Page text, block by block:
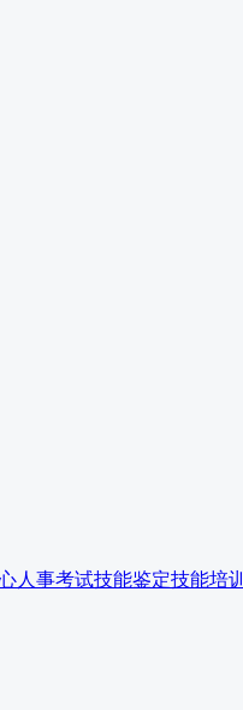
人事考试技能鉴定技能培训